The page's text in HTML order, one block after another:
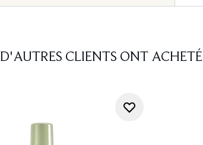
D'AUTRES CLIENTS ONT ACHETÉ